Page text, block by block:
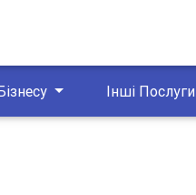
Інші Послуги